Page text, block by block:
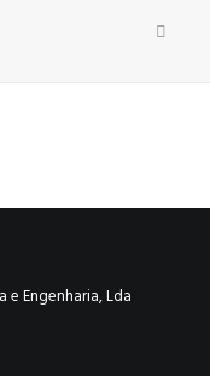
Engenharia, Lda